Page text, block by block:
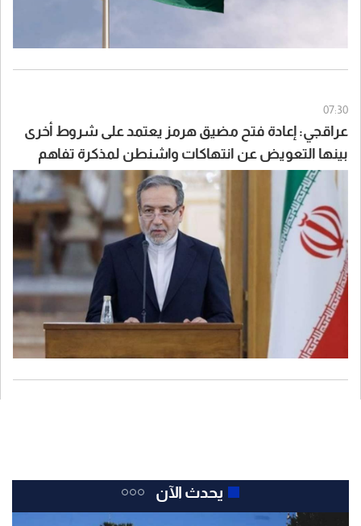
07:30
عراقجي: إعادة فتح مضيق هرمز يعتمد على شروط أخرى
بينها التعويض عن انتهاكات واشنطن لمذكرة تفاهم
إسلام آباد
يحدث الآن